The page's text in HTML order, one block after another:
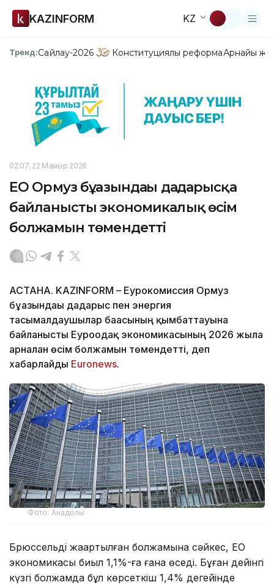
KAZINFORM KZ
Тренд:Сайлау-2026 Конституциялық реформаАрнайы
02:07, 22 Мамыр 2026
ЕО Ормуз бұғазындағы дағдарысқа
байланысты экономикалық өсім
болжамын төмендетті
АСТАНА. KAZINFORM – Еурокомиссия Ормуз
бұғазындағы дағдарыс пен энергия
тасымалдаушылар бағасының қымбаттауына
байланысты Еуроодақ экономикасының 2026 жылға
арналған өсім болжамын төмендетті, деп
хабарлайды Euronews.
Фото: Анадолы
Брюссельдің жаңартылған болжамына сәйкес, ЕО
экономикасы биыл 1,1%-ға ғана өседі. Бұған дейінгі
күзгі болжамда бұл көрсеткіш 1,4% деңгейінде